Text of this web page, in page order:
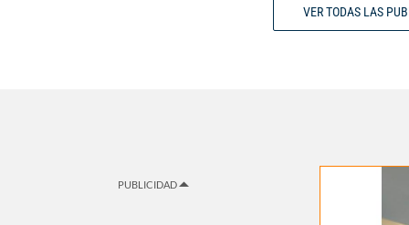
VER TODAS LAS
PUBLICIDAD